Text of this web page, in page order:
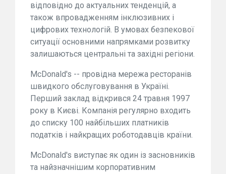
відповідно до актуальних тенденцій, а
також впровадженням інклюзивних і
цифрових технологій. В умовах безпекової
ситуації основними напрямками розвитку
залишаються центральні та західні регіони.
McDonald's -- провідна мережа ресторанів
швидкого обслуговування в Україні.
Перший заклад відкрився 24 травня 1997
року в Києві. Компанія регулярно входить
до списку 100 найбільших платників
податків і найкращих роботодавців країни.
McDonald's виступає як один із засновників
та найзначнішим корпоративним